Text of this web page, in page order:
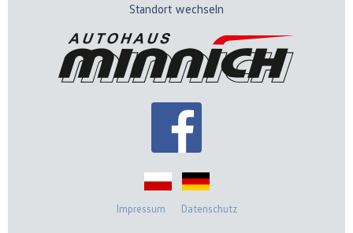
Standort wechseln
Impressum Datenschutz